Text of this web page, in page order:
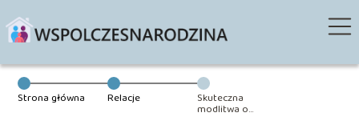
Strona główna Relacje Skuteczna
modlitwa o